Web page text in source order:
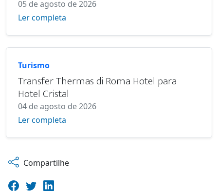
05 de agosto de 2026
Ler completa
Turismo
Transfer Thermas di Roma Hotel para
Hotel Cristal
04 de agosto de 2026
Ler completa
Compartilhe